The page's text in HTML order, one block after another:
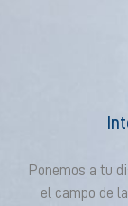
Ponemos a tu
el campo de